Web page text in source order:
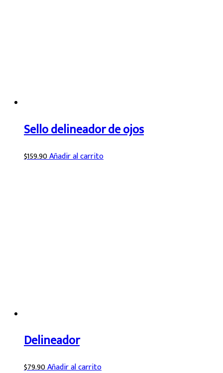
Sello delineador de ojos
$159.90Añadir al carrito
Delineador
$79.90Añadir al carrito